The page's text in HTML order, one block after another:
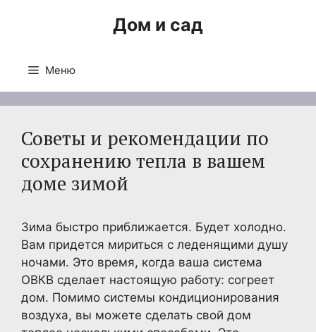
Дом и сад
Меню
Советы и рекомендации по
сохранению тепла в вашем
доме зимой
Зима быстро приближается. Будет холодно.
Вам придется мириться с леденящими душу
ночами. Это время, когда ваша система
ОВКВ сделает настоящую работу: согреет
дом. Помимо системы кондиционирования
воздуха, вы можете сделать свой дом